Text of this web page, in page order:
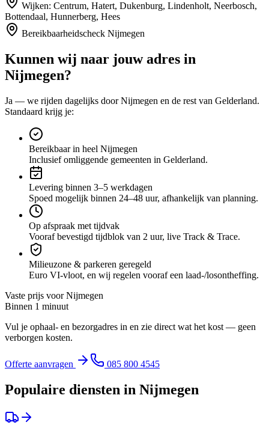
Wijken: Centrum, Hatert, Dukenburg, Lindenholt, Neerbosch,
Bottendaal, Hunnerberg, Hees
Bereikbaarheidscheck Nijmegen
Kunnen wij naar jouw adres in
Nijmegen?
Ja — we rijden dagelijks doorNijmegen en de rest van Gelderland.
Standaard krijg je:
Bereikbaar in heel Nijmegen
Inclusief omliggende gemeenten in Gelderland.
Levering binnen 3–5 werkdagen
Spoed mogelijk binnen 24–48 uur, afhankelijk van planning.
Op afspraak met tijdvak
Vooraf bevestigd tijdblok van 2 uur, live Track & Trace.
Milieuzone & parkeren geregeld
Euro VI-vloot, en wij regelen vooraf een laad-/losontheffing.
Vaste prijs voorNijmegen
Binnen 1 minuut
Vul je ophaal- en bezorgadres in en zie direct wat het kost — geen
verborgen kosten.
Offerte aanvragen 085 800 4545
Populaire diensten in Nijmegen